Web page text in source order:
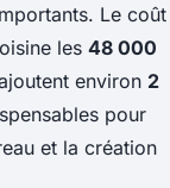
Le coût
les 48 000
environ 2
pour
et la création